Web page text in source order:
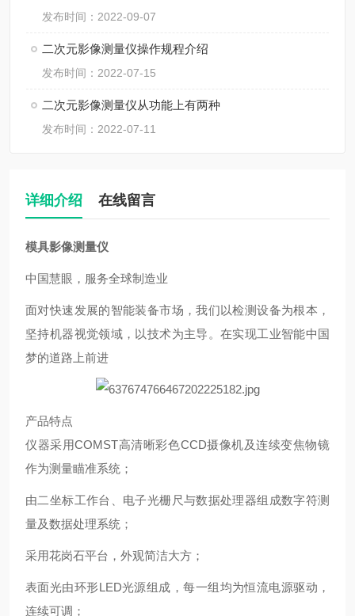
发布时间：2022-09-07
二次元影像测量仪操作规程介绍
发布时间：2022-07-15
二次元影像测量仪从功能上有两种
发布时间：2022-07-11
详细介绍 在线留言
模具影像测量仪
中国慧眼，服务全球制造业
面对快速发展的智能装备市场，我们以检测设备为根本，
坚持机器视觉领域，以技术为主导。在实现工业智能中国
梦的道路上前进
产品特点
仪器采用COMST高清晰彩色CCD摄像机及连续变焦物镜
作为测量瞄准系统；
由二坐标工作台、电子光栅尺与数据处理器组成数字符测
量及数据处理系统；
采用花岗石平台，外观简洁大方；
表面光由环形LED光源组成，每一组均为恒流电源驱动，
连续可调；